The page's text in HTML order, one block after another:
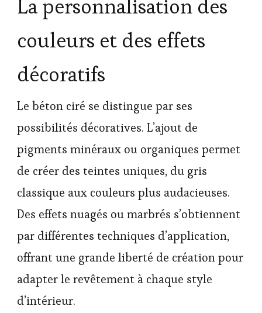
La personnalisation des
couleurs et des effets
décoratifs
Le béton ciré se distingue par ses
possibilités décoratives. L’ajout de
pigments minéraux ou organiques permet
de créer des teintes uniques, du gris
classique aux couleurs plus audacieuses.
Des effets nuagés ou marbrés s’obtiennent
par différentes techniques d’application,
offrant une grande liberté de création pour
adapter le revêtement à chaque style
d’intérieur.